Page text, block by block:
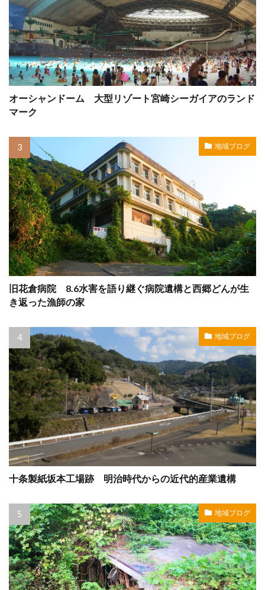
オーシャンドーム 大型リゾート宮崎シーガイアのランド
マーク
地域ブログ
旧花倉病院 8.6水害を語り継ぐ病院遺構と西郷どんが生
き返った漁師の家
地域ブログ
十条製紙坂本工場跡 明治時代からの近代的産業遺構
地域ブログ